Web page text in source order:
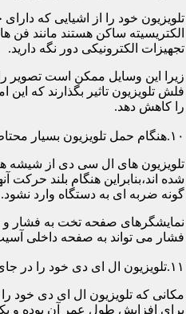
تلویزیون خود را از اشیایی که
تجهیزات الکترونیکی دور نگه دارید.
زیرا این وسایل ممکن است تصویر
فلش تلویزیون تاثیر بگذارند که
را کاهش دهد.
۱۰.هنگام حمل تلویزیون بسیار محتاط باشید
تلویزیون های ال سی دی از شیشه
شده اند،بنابراین هنگام بلند حرکت
گونه ضربه ای به دستگاه وارد نشود.
نمایشگرهای صفحه تخت به فشار
فشار می تواند به صفحه داخلی
۱۱.تلویزیون ال ای دی خود را در جای مناسب قرار دهید
مکانی که تلویزیون ال ای دی خود
برای افزایش طول عمر آن بوده و